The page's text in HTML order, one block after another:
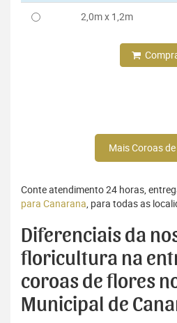
2,0m x 1,2m
Mais Coroas
Conte atendimento 24 horas,
para Canarana, para todas as
Diferenciais da
floricultura na
coroas de flores
Municipal de